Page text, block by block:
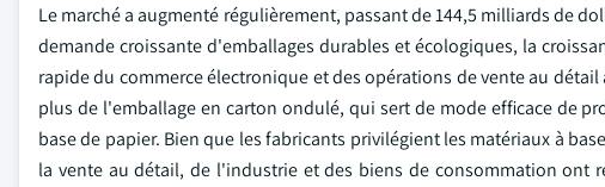
Le marché a augmenté régulièrement, passant de 144,5 milliards de
demande croissante d'emballages durables et écologiques, la
rapide du commerce électronique et des opérations de vente au
plus de l'emballage en carton ondulé, qui sert de mode efficace de
base de papier. Bien que les fabricants privilégient les matériaux à
la vente au détail, de l'industrie et des biens de consommation ont